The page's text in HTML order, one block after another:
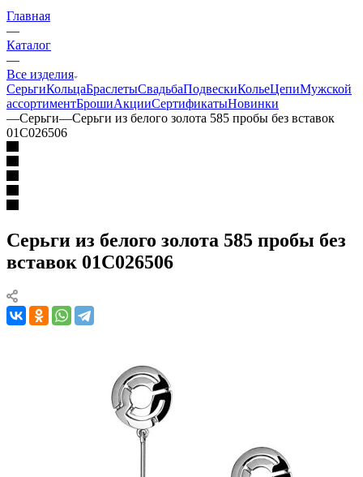
Главная
—
Каталог
—
Все изделия
СерьгиКольцаБраслетыСвадьбаПодвескиКольеЦепиМужской
ассортиментБрошиАкцииСертификатыНовинки
—Серьги—Серьги из белого золота 585 пробы без вставок
01С026506
Серьги из белого золота 585 пробы без
вставок 01С026506